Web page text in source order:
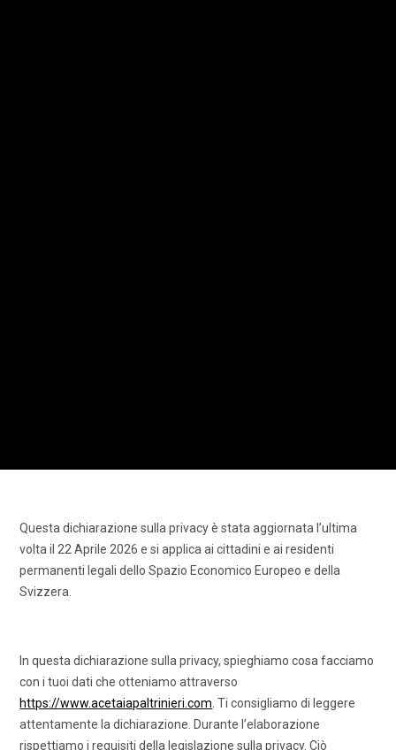
Questa dichiarazione sulla privacy è stata aggiornata l’ultima
volta il 22 Aprile 2026 e si applica ai cittadini e ai residenti
permanenti legali dello Spazio Economico Europeo e della
Svizzera.
In questa dichiarazione sulla privacy, spieghiamo cosa facciamo
con i tuoi dati che otteniamo attraverso
https://www.acetaiapaltrinieri.com . Ti consigliamo di leggere
attentamente la dichiarazione. Durante l’elaborazione
rispettiamo i requisiti della legislazione sulla privacy. Ciò